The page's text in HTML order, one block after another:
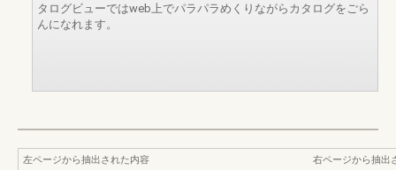
タログビューではweb上でパラパラめくりながらカタログをごら
んになれます。
左ページから抽出された内容
右ページから抽出